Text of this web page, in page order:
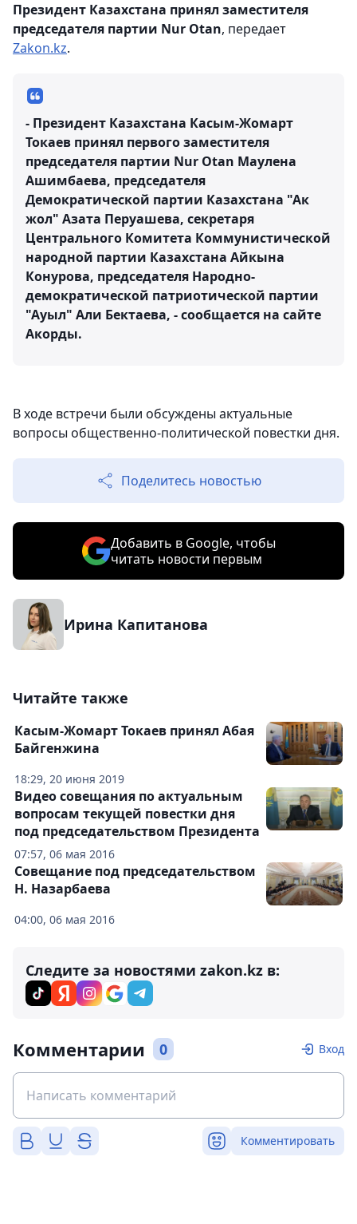
Президент Казахстана принял заместителя
председателя партии Nur Otan, передает
Zakon.kz.
- Президент Казахстана Касым-Жомарт
Токаев принял первого заместителя
председателя партии Nur Otan Маулена
Ашимбаева, председателя
Демократической партии Казахстана "Ак
жол" Азата Перуашева, секретаря
Центрального Комитета Коммунистической
народной партии Казахстана Айкына
Конурова, председателя Народно-
демократической патриотической партии
"Ауыл" Али Бектаева, - сообщается на сайте
Акорды.
В ходе встречи были обсуждены актуальные
вопросы общественно-политической повестки дня.
Поделитесь новостью
Добавить в Google, чтобы
читать новости первым
Ирина Капитанова
Читайте также
18:29, 20 июня 2019
Касым-Жомарт Токаев принял Абая
Байгенжина
07:57, 06 мая 2016
Видео совещания по актуальным
вопросам текущей повестки дня
под председательством Президента
04:00, 06 мая 2016
Совещание под председательством
Н. Назарбаева
Следите за новостями zakon.kz в:
Комментарии 0 Вход
Комментировать